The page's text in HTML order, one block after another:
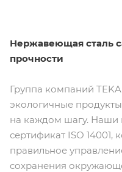
Нержавеющая сталь
прочности
Группа компаний
экологичные
на каждом шагу. Наши
сертификат ISO
правильное
сохранения